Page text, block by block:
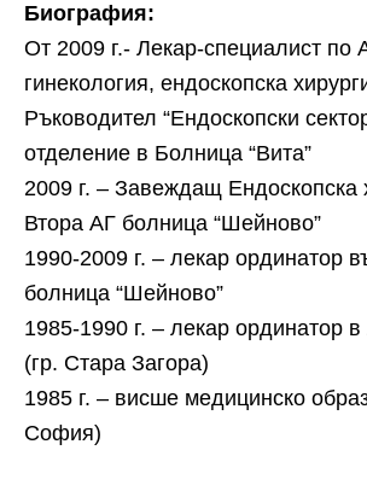
Биография:
От 2009 г.- Лекар-специалист по
гинекология, ендоскопска
Ръководител “Ендоскопски
отделение в Болница “Вита”
2009 г. – Завеждащ Ендоскопска
Втора АГ болница “Шейново”
1990-2009 г. – лекар ординатор
болница “Шейново”
1985-1990 г. – лекар ординатор
(гр. Стара Загора)
1985 г. – висше медицинско
София)